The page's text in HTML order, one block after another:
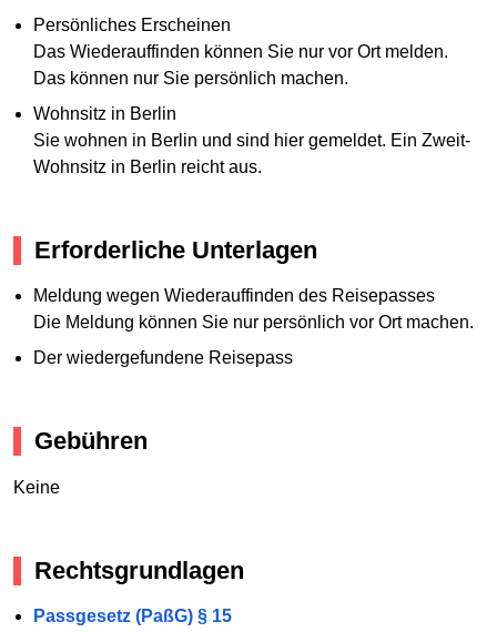
Persönliches Erscheinen
Das Wiederauffinden können Sie nur vor Ort melden.
Das können nur Sie persönlich machen.
Wohnsitz in Berlin
Sie wohnen in Berlin und sind hier gemeldet. Ein Zweit-
Wohnsitz in Berlin reicht aus.
Erforderliche Unterlagen
Meldung wegen Wiederauffinden des Reisepasses
Die Meldung können Sie nur persönlich vor Ort machen.
Der wiedergefundene Reisepass
Gebühren
Keine
Rechtsgrundlagen
Passgesetz (PaßG) § 15